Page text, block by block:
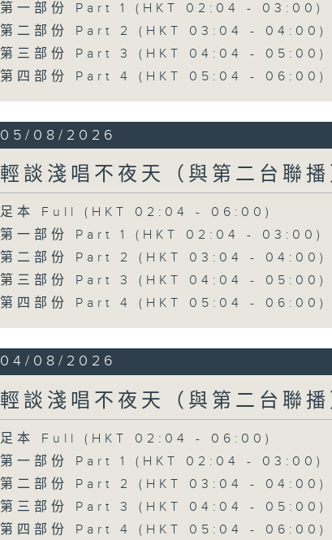
第一部份 Part 1 (HKT 02:04 - 03:00)
第二部份 Part 2 (HKT 03:04 - 04:00)
第三部份 Part 3 (HKT 04:04 - 05:00)
第四部份 Part 4 (HKT 05:04 - 06:00)
05/08/2026
輕談淺唱不夜天（與第二台聯
足本 Full (HKT 02:04 - 06:00)
第一部份 Part 1 (HKT 02:04 - 03:00)
第二部份 Part 2 (HKT 03:04 - 04:00)
第三部份 Part 3 (HKT 04:04 - 05:00)
第四部份 Part 4 (HKT 05:04 - 06:00)
04/08/2026
輕談淺唱不夜天（與第二台聯
足本 Full (HKT 02:04 - 06:00)
第一部份 Part 1 (HKT 02:04 - 03:00)
第二部份 Part 2 (HKT 03:04 - 04:00)
第三部份 Part 3 (HKT 04:04 - 05:00)
第四部份 Part 4 (HKT 05:04 - 06:00)